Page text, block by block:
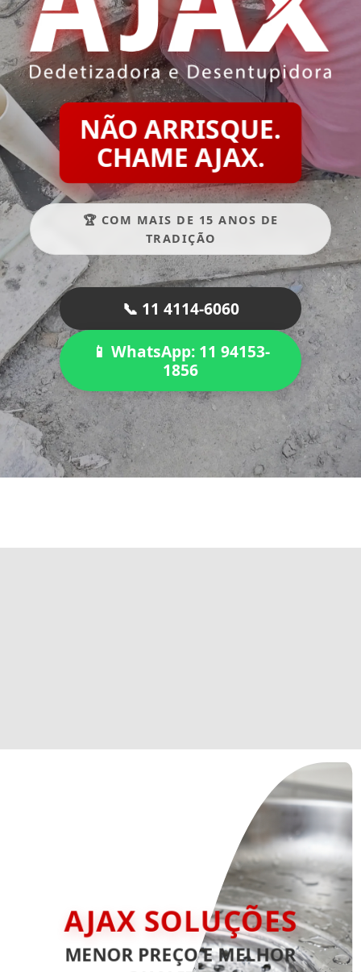
NÃO ARRISQUE.
CHAME AJAX.
🏆 COM MAIS DE 15 ANOS DE
TRADIÇÃO
📞 11 4114-6060
📱 WhatsApp: 11 94153-
1856
AJAX SOLUÇÕES
MENOR PREÇO E MELHOR